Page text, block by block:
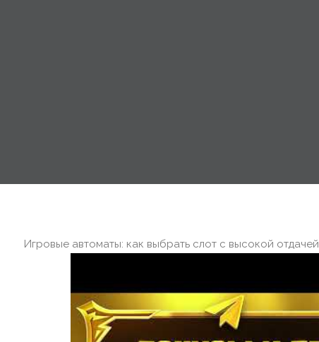
Игровые автоматы: как выбрать слот с высокой отдачей